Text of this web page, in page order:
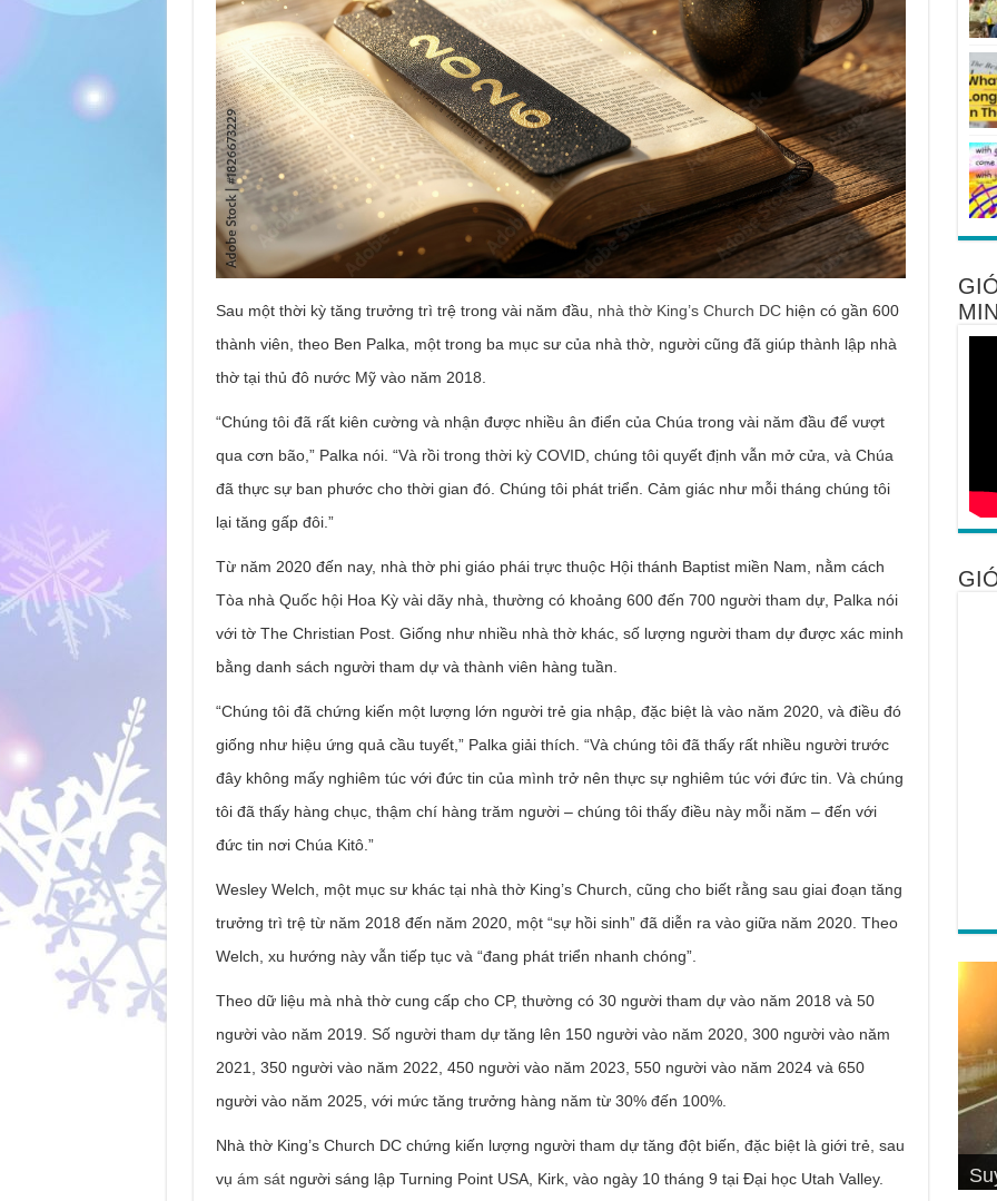
Sau một thời kỳ tăng trưởng trì trệ trong vài năm đầu, nhà thờ King’s Church DChiện có gần 600
thành viên, theo Ben Palka, một trong ba mục sư của nhà thờ, người cũng đã giúp thành lập nhà
thờ tại thủ đô nước Mỹ vào năm 2018.
“Chúng tôi đã rất kiên cường và nhận được nhiều ân điển của Chúa trong vài năm đầu để vượt
qua cơn bão,” Palka nói. “Và rồi trong thời kỳ COVID, chúng tôi quyết định vẫn mở cửa, và Chúa
đã thực sự ban phước cho thời gian đó. Chúng tôi phát triển. Cảm giác như mỗi tháng chúng tôi
lại tăng gấp đôi.”
Từ năm 2020 đến nay, nhà thờ phi giáo phái trực thuộc Hội thánh Baptist miền Nam, nằm cách
Tòa nhà Quốc hội Hoa Kỳ vài dãy nhà, thường có khoảng 600 đến 700 người tham dự, Palka nói
với tờ The Christian Post. Giống như nhiều nhà thờ khác, số lượng người tham dự được xác minh
bằng danh sách người tham dự và thành viên hàng tuần.
“Chúng tôi đã chứng kiến ​​một lượng lớn người trẻ gia nhập, đặc biệt là vào năm 2020, và điều đó
giống như hiệu ứng quả cầu tuyết,” Palka giải thích. “Và chúng tôi đã thấy rất nhiều người trước
đây không mấy nghiêm túc với đức tin của mình trở nên thực sự nghiêm túc với đức tin. Và chúng
tôi đã thấy hàng chục, thậm chí hàng trăm người – chúng tôi thấy điều này mỗi năm – đến với
đức tin nơi Chúa Kitô.”
Wesley Welch, một mục sư khác tại nhà thờ King’s Church, cũng cho biết rằng sau giai đoạn tăng
trưởng trì trệ từ năm 2018 đến năm 2020, một “sự hồi sinh” đã diễn ra vào giữa năm 2020. Theo
Welch, xu hướng này vẫn tiếp tục và “đang phát triển nhanh chóng”.
Theo dữ liệu mà nhà thờ cung cấp cho CP, thường có 30 người tham dự vào năm 2018 và 50
người vào năm 2019. Số người tham dự tăng lên 150 người vào năm 2020, 300 người vào năm
2021, 350 người vào năm 2022, 450 người vào năm 2023, 550 người vào năm 2024 và 650
người vào năm 2025, với mức tăng trưởng hàng năm từ 30% đến 100%.
Nhà thờ King’s Church DC chứng kiến ​​lượng người tham dự tăng đột biến, đặc biệt là giới trẻ, sau
vụ ám sátngười sáng lập Turning Point USA, Kirk, vào ngày 10 tháng 9 tại Đại học Utah Valley.
4